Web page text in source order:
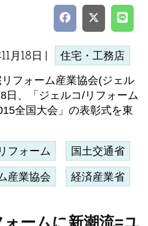
月18日 | 住宅・工務店
フォーム産業協会(ジェル
日、「ジェルコ/リフォーム
全国大会」の表彰式を東
リフォーム 国土交通省
産業協会 経済産業省
ームに新潮流=ユ